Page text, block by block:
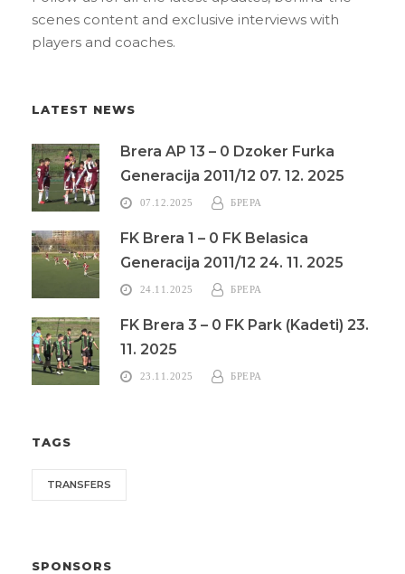
scenes content and exclusive interviews with
players and coaches.
LATEST NEWS
Brera AP 13 – 0 Dzoker Furka
Generacija 2011/12 07. 12. 2025
07.12.2025 БРЕРА
FK Brera 1 – 0 FK Belasica
Generacija 2011/12 24. 11. 2025
24.11.2025 БРЕРА
FK Brera 3 – 0 FK Park (Kadeti) 23.
11. 2025
23.11.2025 БРЕРА
TAGS
TRANSFERS
SPONSORS